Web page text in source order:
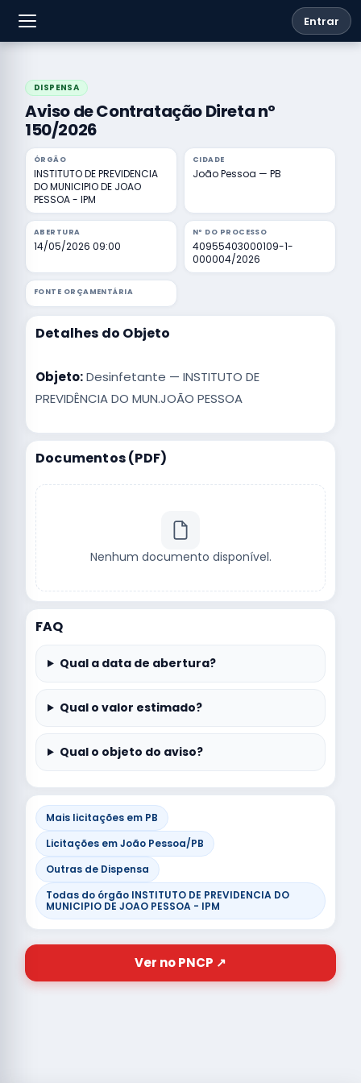
Entrar
DISPENSA
Aviso de Contratação Direta nº
150/2026
ÓRGÃO
INSTITUTO DE PREVIDENCIA
DO MUNICIPIO DE JOAO
PESSOA - IPM
CIDADE
João Pessoa — PB
ABERTURA
14/05/2026 09:00
Nº DO PROCESSO
40955403000109-1-
000004/2026
FONTE ORÇAMENTÁRIA
Detalhes do Objeto
Objeto:Desinfetante — INSTITUTO DE
PREVIDÊNCIA DO MUN.JOÃO PESSOA
Documentos (PDF)
Nenhum documento disponível.
FAQ
Qual a data de abertura?
Qual o valor estimado?
Qual o objeto do aviso?
Mais licitações em PB
Licitações em João Pessoa/PB
Outras de Dispensa
Todas do órgão INSTITUTO DE PREVIDENCIA DO
MUNICIPIO DE JOAO PESSOA - IPM
Ver no PNCP ↗